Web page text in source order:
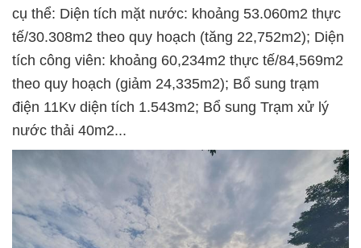
cụ thể: Diện tích mặt nước: khoảng 53.060m2 thực
tế/30.308m2 theo quy hoạch (tăng 22,752m2); Diện
tích công viên: khoảng 60,234m2 thực tế/84,569m2
theo quy hoạch (giảm 24,335m2); Bổ sung trạm
điện 11Kv diện tích 1.543m2; Bổ sung Trạm xử lý
nước thải 40m2...